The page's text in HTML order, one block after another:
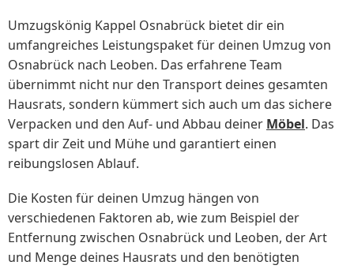
Umzugskönig Kappel Osnabrück bietet dir ein
umfangreiches Leistungspaket für deinen Umzug von
Osnabrück nach Leoben. Das erfahrene Team
übernimmt nicht nur den Transport deines gesamten
Hausrats, sondern kümmert sich auch um das sichere
Verpacken und den Auf- und Abbau deiner Möbel. Das
spart dir Zeit und Mühe und garantiert einen
reibungslosen Ablauf.
Die Kosten für deinen Umzug hängen von
verschiedenen Faktoren ab, wie zum Beispiel der
Entfernung zwischen Osnabrück und Leoben, der Art
und Menge deines Hausrats und den benötigten